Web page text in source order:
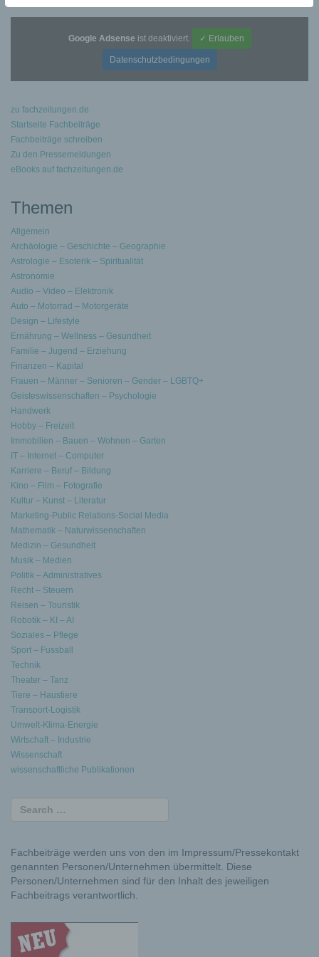
Google Adsense ist deaktiviert. ✓ Erlauben
Datenschutzbedingungen
zu fachzeitungen.de
Startseite Fachbeiträge
Fachbeiträge schreiben
Zu den Pressemeldungen
eBooks auf fachzeitungen.de
Themen
Allgemein
Archäologie – Geschichte – Geographie
Astrologie – Esoterik – Spiritualität
Astronomie
Audio – Video – Elektronik
Auto – Motorrad – Motorgeräte
Design – Lifestyle
Ernährung – Wellness – Gesundheit
Familie – Jugend – Erziehung
Finanzen – Kapital
Frauen – Männer – Senioren – Gender – LGBTQ+
Geisteswissenschaften – Psychologie
Handwerk
Hobby – Freizeit
Immobilien – Bauen – Wohnen – Garten
IT – Internet – Computer
Karriere – Beruf – Bildung
Kino – Film – Fotografie
Kultur – Kunst – Literatur
Marketing-Public Relations-Social Media
Mathematik – Naturwissenschaften
Medizin – Gesundheit
Musik – Medien
Politik – Administratives
Recht – Steuern
Reisen – Touristik
Robotik – KI – AI
Soziales – Pflege
Sport – Fussball
Technik
Theater – Tanz
Tiere – Haustiere
Transport-Logistik
Umwelt-Klima-Energie
Wirtschaft – Industrie
Wissenschaft
wissenschaftliche Publikationen
Fachbeiträge werden uns von den im Impressum/Pressekontakt
genannten Personen/Unternehmen übermittelt. Diese
Personen/Unternehmen sind für den Inhalt des jeweiligen
Fachbeitrags verantwortlich.